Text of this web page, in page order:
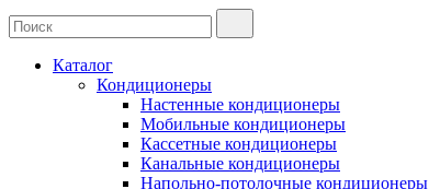
Каталог
Кондиционеры
Настенные кондиционеры
Мобильные кондиционеры
Кассетные кондиционеры
Канальные кондиционеры
Напольно-потолочные кондиционеры